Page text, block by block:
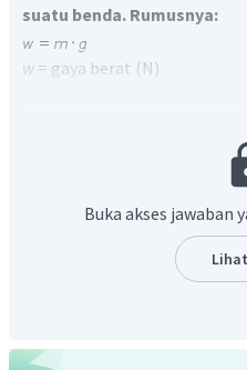
suatu benda. Rumusnya:
w = gaya berat (N)
Gaya normal adalah
suatu benda diletakkan
terjadi pada suatu
gaya lain juga yang
Buka akses jawaban